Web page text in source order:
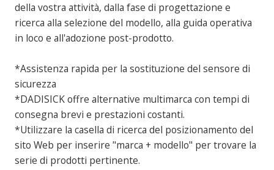
della vostra attività, dalla fase di progettazione e
ricerca alla selezione del modello, alla guida operativa
in loco e all'adozione post-prodotto.
*Assistenza rapida per la sostituzione del sensore di
sicurezza
*DADISICK offre alternative multimarca con tempi di
consegna brevi e prestazioni costanti.
*Utilizzare la casella di ricerca del posizionamento del
sito Web per inserire "marca + modello" per trovare la
serie di prodotti pertinente.